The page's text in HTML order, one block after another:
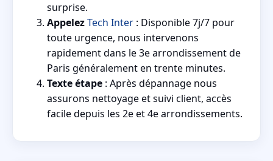
surprise.
AppelezTech Inter : Disponible 7j/7 pour
toute urgence, nous intervenons
rapidement dans le 3e arrondissement de
Paris généralement en trente minutes.
Texte étape : Après dépannage nous
assurons nettoyage et suivi client, accès
facile depuis les 2e et 4e arrondissements.